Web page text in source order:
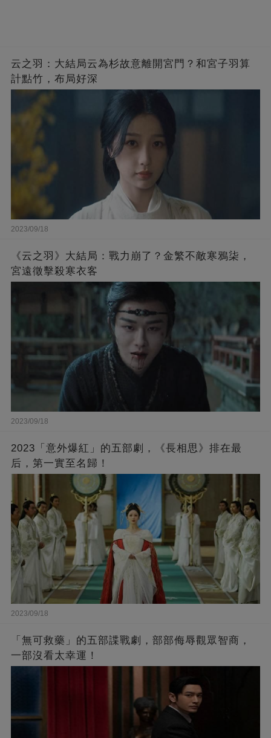
云之羽：大結局云為杉故意離開宮門？和宮子羽算
計點竹，布局好深
2023/09/18
《云之羽》大結局：戰力崩了？金繁不敵寒鴉柒，
宮遠徵擊殺寒衣客
2023/09/18
2023「意外爆紅」的五部劇，《長相思》排在最
后，第一實至名歸！
2023/09/18
「無可救藥」的五部諜戰劇，部部侮辱觀眾智商，
一部沒看太幸運！